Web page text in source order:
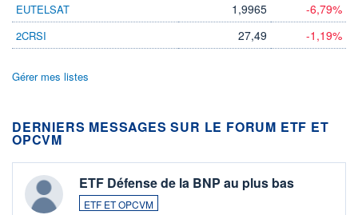
EUTELSAT 1,9965 -6,79%
2CRSI 27,49 -1,19%
Gérer mes listes
DERNIERS MESSAGES SUR LE FORUM ETF ET
OPCVM
ETF Défense de la BNP au plus bas
ETF ET OPCVM